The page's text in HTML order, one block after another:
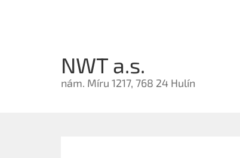
NWT a.s.
nám. Míru 1217, 768 24 Hulín